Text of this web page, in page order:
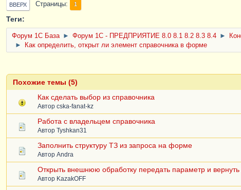
ВВЕРХ Страницы 1
Теги:
Форум 1C База ► Форум 1С - ПРЕДПРИЯТИЕ 8.0 8.1 8.2 8.3 8.4 ►
►
Как определить, открыт ли элемент справочника в форме
Похожие темы (5)
Как сделать выбор из справочника
Автор cska-fanat-kz
Работа с владельцем справочника
Автор Tyshkan31
Заполнить структуру ТЗ из запроса на форме
Автор Andra
Открыть внешнюю обработку передать параметр и вернуть
Автор KazakOFF